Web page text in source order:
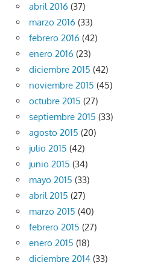
abril 2016 (37)
marzo 2016 (33)
febrero 2016 (42)
enero 2016 (23)
diciembre 2015 (42)
noviembre 2015 (45)
octubre 2015 (27)
septiembre 2015 (33)
agosto 2015 (20)
julio 2015 (42)
junio 2015 (34)
mayo 2015 (33)
abril 2015 (27)
marzo 2015 (40)
febrero 2015 (27)
enero 2015 (18)
diciembre 2014 (33)